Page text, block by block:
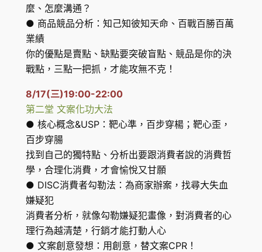
麼、怎麼溝通？
● 商品競品分析：知己知彼知天命、百戰百勝百萬
業績
你的優點是賣點、缺點要突破盲點、競品是你的決
戰點，三點一把抓，才能攻無不克！
8/17(三)19:00-22:00
第二堂 文案化功大法
● 核心概念&USP：靶心準，百步穿楊；靶心歪，
百步穿腸
找到自己的獨特點、分析出要跟消費者說的消費哲
學，合理化消費，才會愉悅又甘願
● DISC消費者勾勒法：為商家辦案，找尋大失血
嫌疑犯
消費者分析，就像勾勒嫌疑犯畫像，對消費者的心
理行為越清楚，行銷才能打動人心
● 文案創意發想：用創意，替文案CPR！